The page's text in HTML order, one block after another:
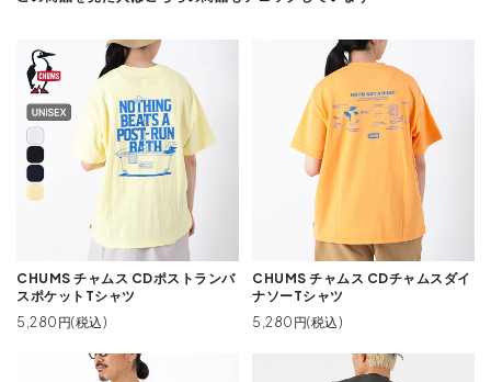
CHUMS チャムス CDポストランバ
スポケットTシャツ
5,280円(税込)
CHUMS チャムス CDチャムスダイ
ナソーTシャツ
5,280円(税込)